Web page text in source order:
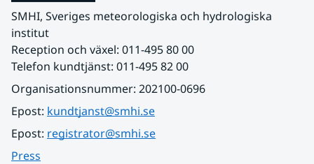
SMHI, Sveriges meteorologiska och hydrologiska
institut
Reception och växel: 011-495 80 00
Telefon kundtjänst: 011-495 82 00
Organisationsnummer: 202100-0696
Epost: kundtjanst@smhi.se
Epost: registrator@smhi.se
Press